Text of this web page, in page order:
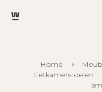
Home
Eetkamerstoelen